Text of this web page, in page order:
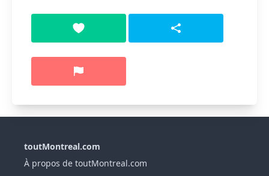
toutMontreal.com
À propos de toutMontreal.com